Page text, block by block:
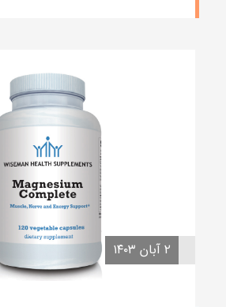
۲ آبان ۱۴۰۳